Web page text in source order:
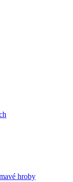
hroby